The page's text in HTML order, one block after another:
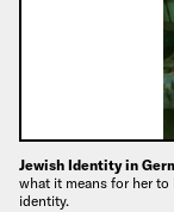
Jewish Identity in
what it means for her to
identity.